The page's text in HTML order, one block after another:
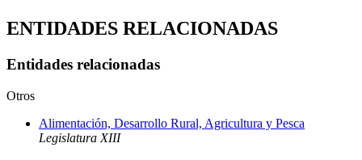
ENTIDADES RELACIONADAS
Entidades relacionadas
Otros
Alimentación, Desarrollo Rural, Agricultura y Pesca
Legislatura XIII